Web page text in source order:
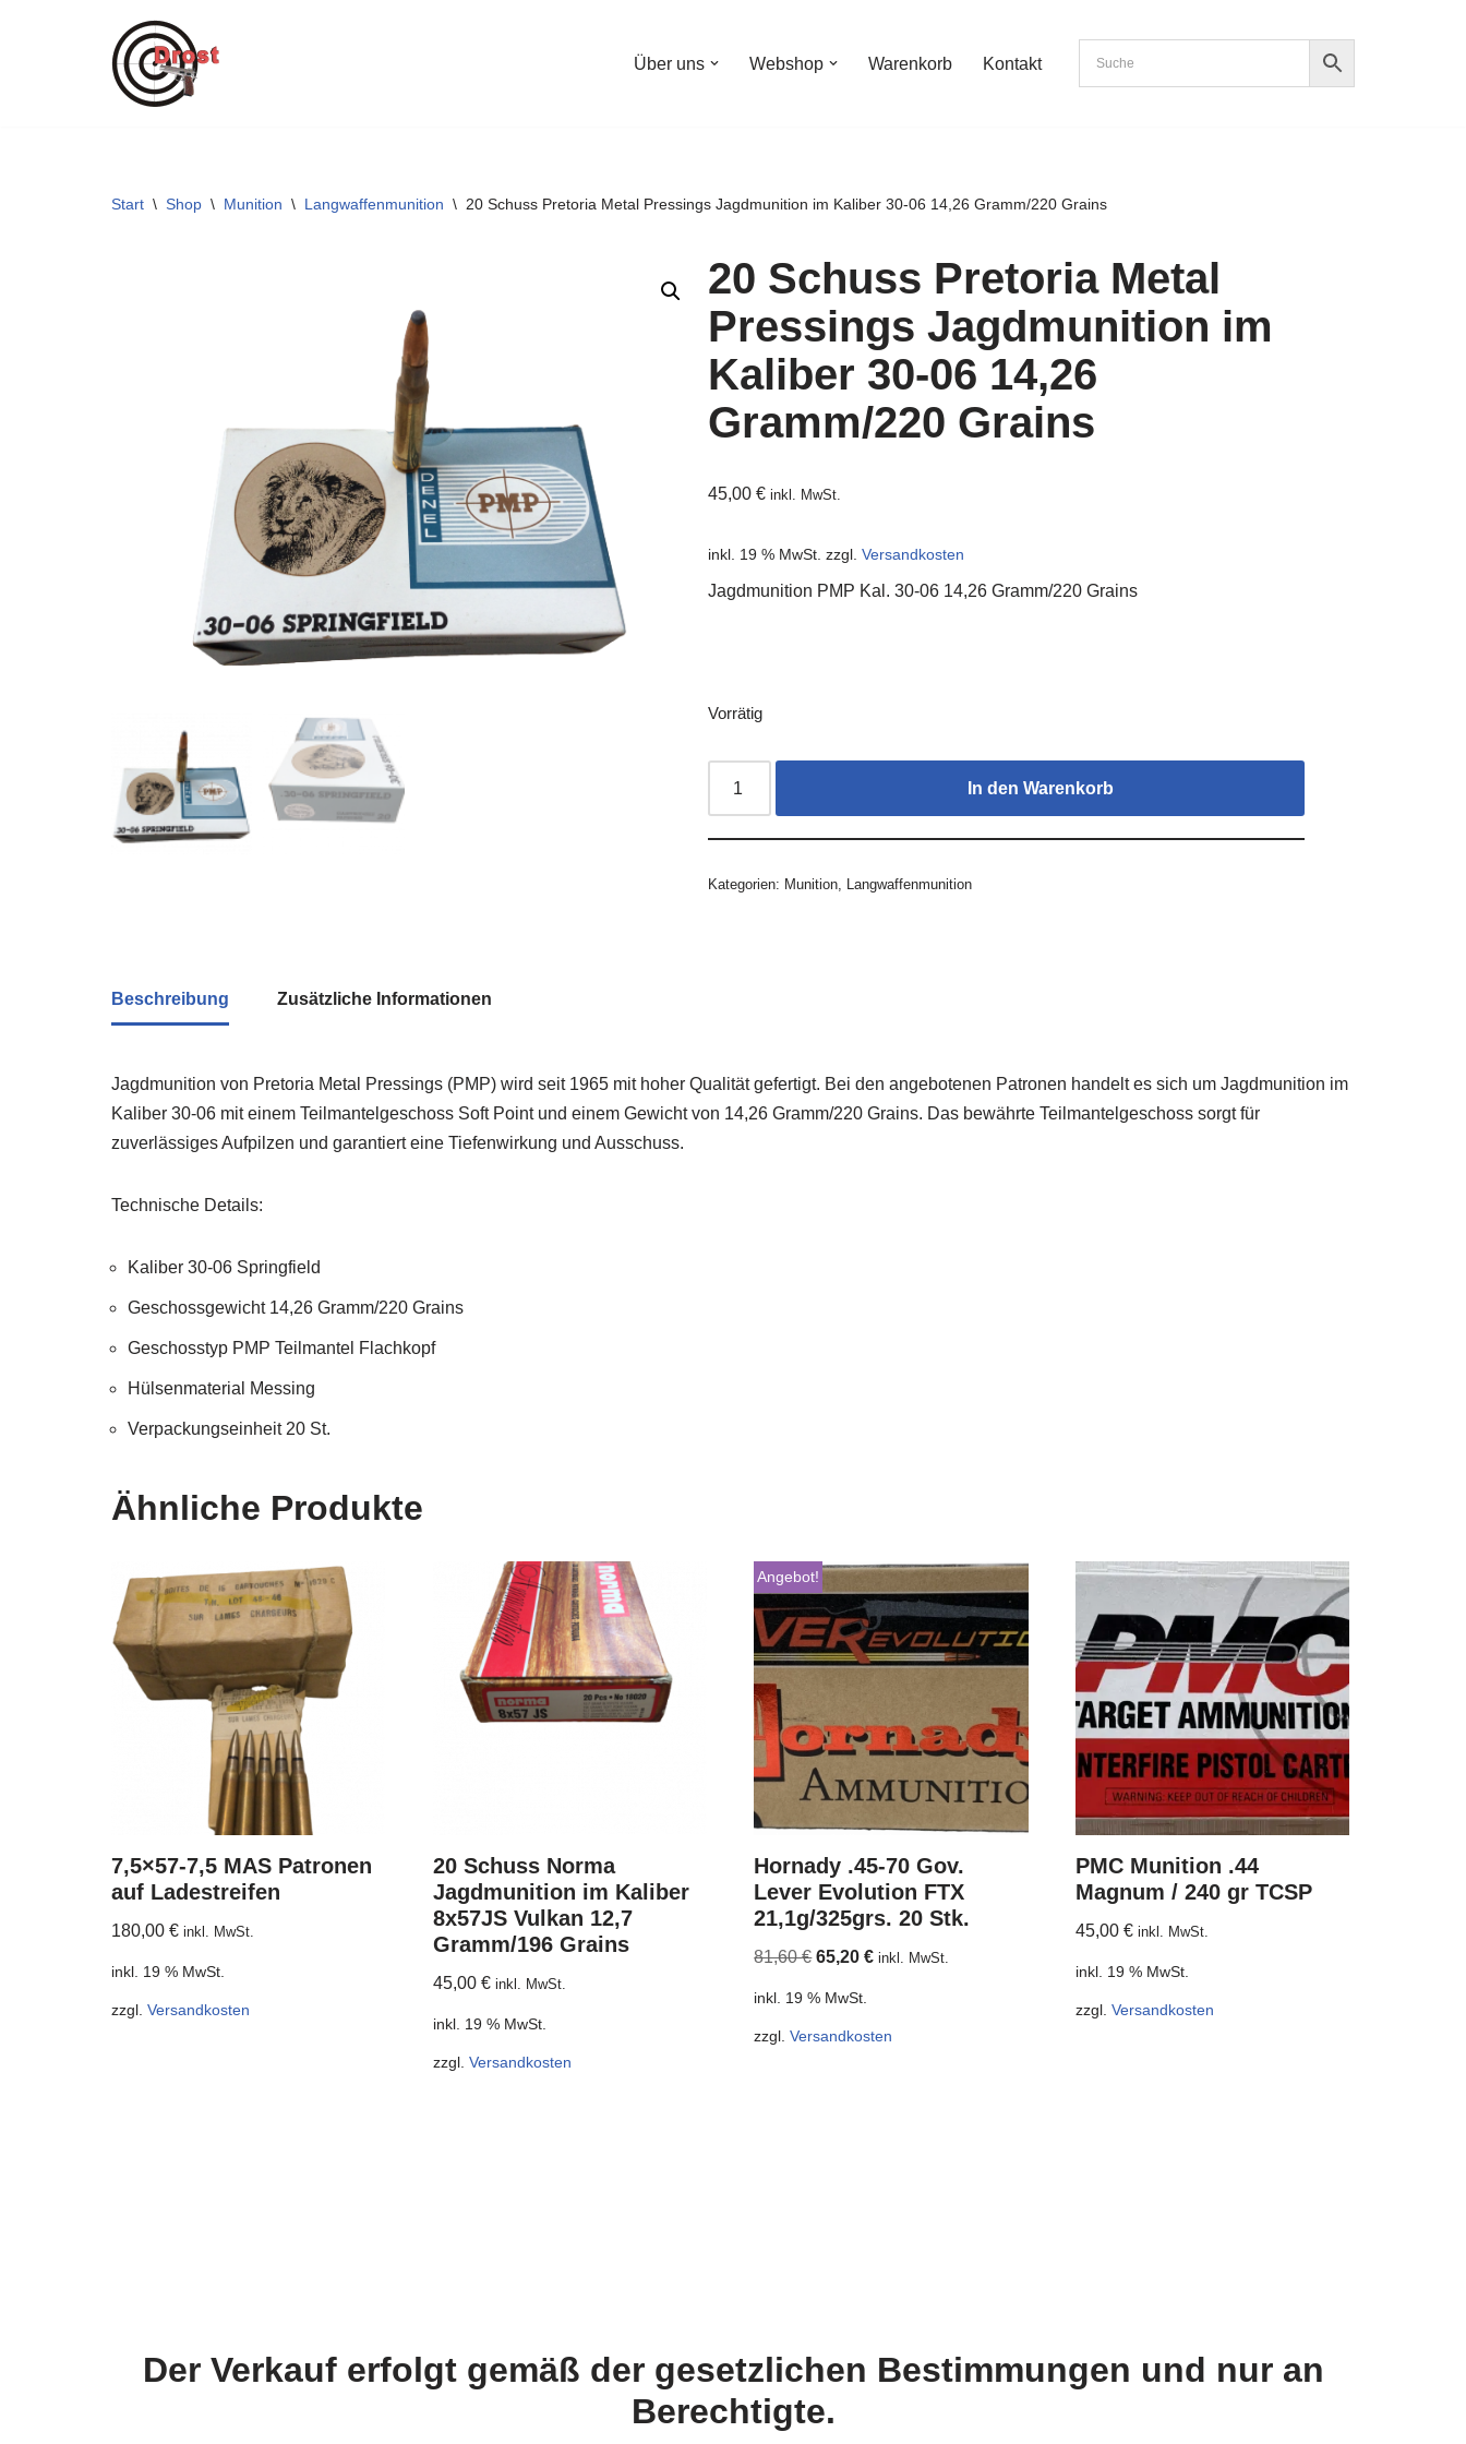
Über uns Webshop Warenkorb Kontakt
Start \ Shop \ Munition \ Langwaffenmunition \ 20 Schuss Pretoria Metal Pressings Jagdmunition im Kaliber 30-06 14,26 Gramm/220 Grains
20 Schuss Pretoria Metal
Pressings Jagdmunition im
Kaliber 30-06 14,26
Gramm/220 Grains
45,00€ inkl. MwSt.
inkl. 19 % MwSt. zzgl.Versandkosten
Jagdmunition PMP Kal. 30-06 14,26 Gramm/220 Grains
Vorrätig
In den Warenkorb
Kategorien: Munition, Langwaffenmunition
Beschreibung Zusätzliche Informationen
Jagdmunition von Pretoria Metal Pressings (PMP) wird seit 1965 mit hoher Qualität gefertigt. Bei den angebotenen Patronen handelt es sich um Jagdmunition im
Kaliber 30-06 mit einem Teilmantelgeschoss Soft Point und einem Gewicht von 14,26 Gramm/220 Grains. Das bewährte Teilmantelgeschoss sorgt für
zuverlässiges Aufpilzen und garantiert eine Tiefenwirkung und Ausschuss.
Technische Details:
Kaliber 30-06 Springfield
Geschossgewicht 14,26 Gramm/220 Grains
Geschosstyp PMP Teilmantel Flachkopf
Hülsenmaterial Messing
Verpackungseinheit 20 St.
Ähnliche Produkte
7,5×57-7,5 MAS Patronen
auf Ladestreifen
180,00 € inkl. MwSt.
inkl. 19 % MwSt.
zzgl. Versandkosten
20 Schuss Norma
Jagdmunition im Kaliber
8x57JS Vulkan 12,7
Gramm/196 Grains
45,00 € inkl. MwSt.
inkl. 19 % MwSt.
zzgl. Versandkosten
Angebot!
Hornady .45-70 Gov.
Lever Evolution FTX
21,1g/325grs. 20 Stk.
81,60€ 65,20€ inkl. MwSt.
inkl. 19 % MwSt.
zzgl.Versandkosten
PMC Munition .44
Magnum / 240 gr TCSP
45,00€ inkl. MwSt.
inkl. 19 % MwSt.
zzgl.Versandkosten
Der Verkauf erfolgt gemäß der gesetzlichen Bestimmungen und nur an
Berechtigte.